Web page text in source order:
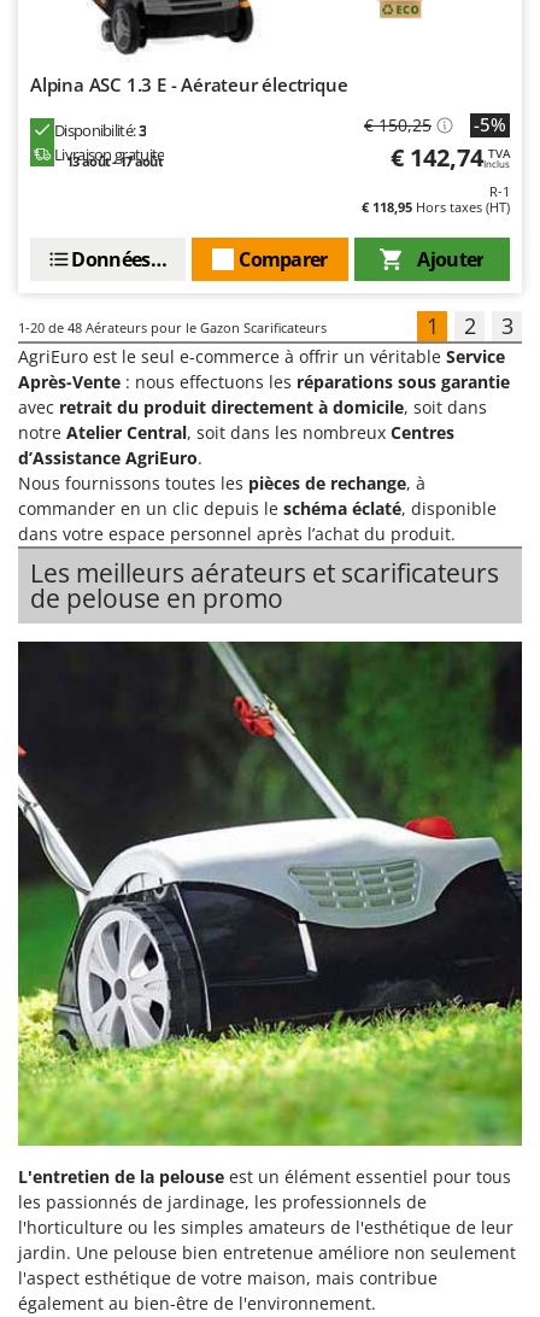
Alpina ASC 1.3 E - Aérateur électrique
Disponibilité:3
Livraison gratuite
13 août - 17 août
€ 150,25 -5%
€ 142,74 TVA
Inclus
R-1
€ 118,95 Hors taxes (HT)
Ajouter
Comparer
Données techniques
1-20 de 48 Aérateurs pour le Gazon Scarificateurs 1 2 3
AgriEuro est le seul e-commerce à offrir un véritable Service
Après-Vente : nous effectuons les réparations sous garantie
avec retrait du produit directement à domicile, soit dans
notre Atelier Central, soit dans les nombreux Centres
d’Assistance AgriEuro.
Nous fournissons toutes les pièces de rechange, à
commander en un clic depuis le schéma éclaté, disponible
dans votre espace personnel après l’achat du produit.
Les meilleurs aérateurs et scarificateurs
de pelouse en promo
L'entretien de la pelouse est un élément essentiel pour tous
les passionnés de jardinage, les professionnels de
l'horticulture ou les simples amateurs de l'esthétique de leur
jardin. Une pelouse bien entretenue améliore non seulement
l'aspect esthétique de votre maison, mais contribue
également au bien-être de l'environnement.